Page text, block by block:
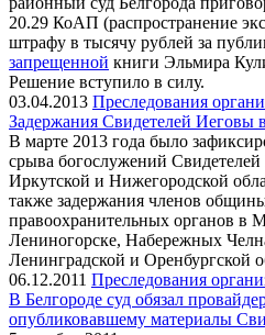
20.29 КоАП (распространение
штрафу в тысячу рублей за
запрещенной книги Эльмира
Решение вступило в силу.
03.04.2013 Преследования
Задержания Свидетелей Иеговы
В марте 2013 года было
срыва богослужений
Иркутской и Нижегородской
также задержания членов
правоохранительных органов в
Лениногорске, Набережных
Ленинградской и Оренбургской
06.12.2011 Преследования
В Белгороде суд обязал
опубликовавшему материалы